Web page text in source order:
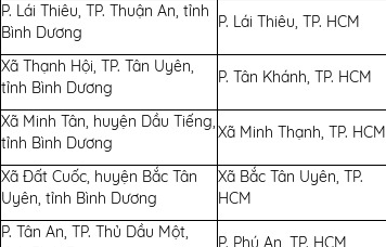
P. Lái Thiêu, TP. Thuận An, tỉnh
Bình Dương
P. Lái Thiêu, TP. HCM
Xã Thạnh Hội, TP. Tân Uyên,
tỉnh Bình Dương
P. Tân Khánh, TP. HCM
Xã Minh Tân, huyện Dầu Tiếng,
tỉnh Bình Dương
Xã Minh Thạnh, TP. HCM
Xã Đất Cuốc, huyện Bắc Tân
Uyên, tỉnh Bình Dương
Xã Bắc Tân Uyên, TP.
HCM
P. Tân An, TP. Thủ Dầu Một,
P. Phú An, TP. HCM